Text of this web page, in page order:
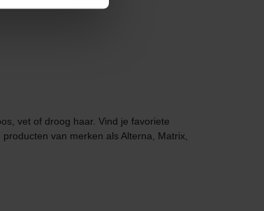
vet of droog haar. Vind je favoriete
van merken als Alterna, Matrix,